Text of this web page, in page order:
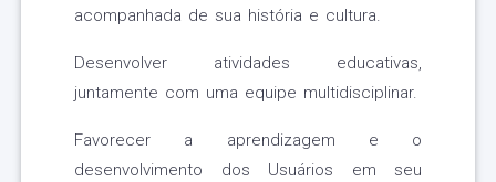
acompanhada de sua história e cultura.
Desenvolver atividades educativas,
juntamente com uma equipe multidisciplinar.
Favorecer a aprendizagem e o
desenvolvimento dos Usuários em seu